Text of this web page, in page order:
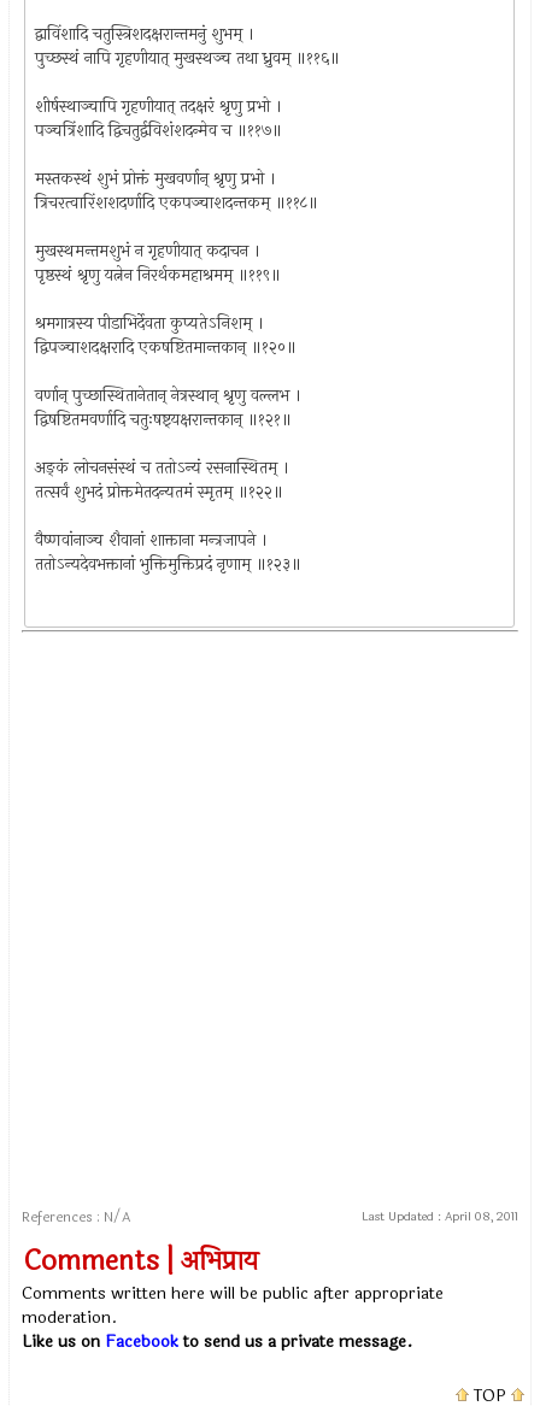
द्वाविंशादि चतुस्त्रिशदक्षरान्तमनुं शुभम् ।
पुच्छस्थं नापि गृहणीयात् मुखस्थञ्च तथा ध्रुवम् ॥११६॥
शीर्षस्थाञ्चापि गृहणीयात् तदक्षरं श्रृणु प्रभो ।
पञ्चत्रिंशादि द्विचतुर्द्वविशंशदन्मेव च ॥११७॥
मस्तकस्थं शुभं प्रोक्तं मुखवर्णान् श्रृणु प्रभो ।
त्रिचरत्वारिंशशदर्णादि एकपञ्चाशदन्तकम् ॥११८॥
मुखस्थमन्तमशुभं न गृहणीयात् कदाचन ।
पृष्ठस्थं श्रृणु यत्नेन निरर्थकमहाश्रमम् ॥११९॥
श्रमगात्रस्य पीडाभिर्देवता कुप्यतेऽनिशम् ।
द्विपञ्चाशदक्षरादि एकषष्टितमान्तकान् ॥१२०॥
वर्णान् पुच्छास्थितानेतान् नेत्रस्थान् श्रृणु वल्लभ ।
द्विषष्टितमवर्णादि चतुःषष्ट्‌यक्षरान्तकान् ॥१२१॥
अङ्कं लोचनसंस्थं च ततोऽन्यं रसनास्थितम् ।
तत्सर्वं शुभदं प्रोक्तमेतदन्यतमं स्मृतम् ॥१२२॥
वैष्णवांनाञ्च शैवानां शाक्ताना मन्त्रजापने ।
ततोऽन्यदेवभक्तानां भुक्तिमुक्तिप्रदं नृणाम् ॥१२३॥
References : N/A Last Updated : April 08, 2011
Comments | अभिप्राय
Comments written here will be public after appropriate
moderation.
Like us on Facebookto send us a private message.
TOP